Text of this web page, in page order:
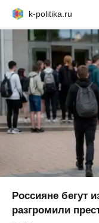
k-politika.ru
Россияне бегут
разгромили